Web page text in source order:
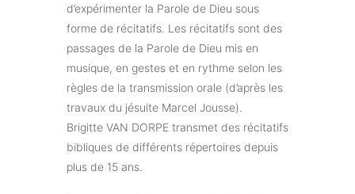
d’expérimenter la Parole de Dieu sous
forme de récitatifs. Les récitatifs sont des
passages de la Parole de Dieu mis en
musique, en gestes et en rythme selon les
règles de la transmission orale (d’après les
travaux du jésuite Marcel Jousse).
Brigitte VAN DORPE transmet des récitatifs
bibliques de différents répertoires depuis
plus de 15 ans.